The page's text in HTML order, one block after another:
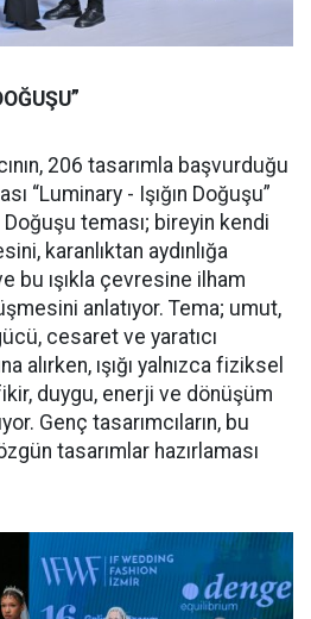
206 tasarımla başvurduğu
“Luminary - Işığın Doğuşu”
Doğuşu teması; bireyin kendi
karanlıktan aydınlığa
bu ışıkla çevresine ilham
anlatıyor. Tema; umut,
cesaret ve yaratıcı
alırken, ışığı yalnızca fiziksel
duygu, enerji ve dönüşüm
Genç tasarımcıların, bu
tasarımlar hazırlaması